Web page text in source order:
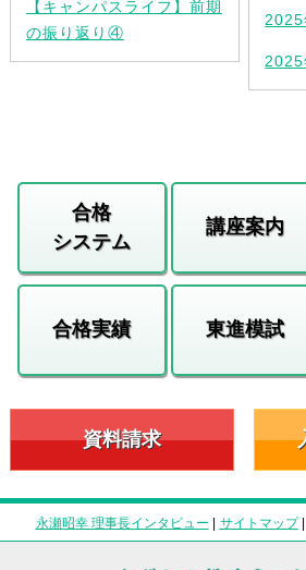
【キャンパスライフ】前期
の振り返り④
2025
2025
合格
システム
講座案内
合格実績 東進模試
資料請求
永瀬昭幸 理事長インタビュー | サイトマップ|